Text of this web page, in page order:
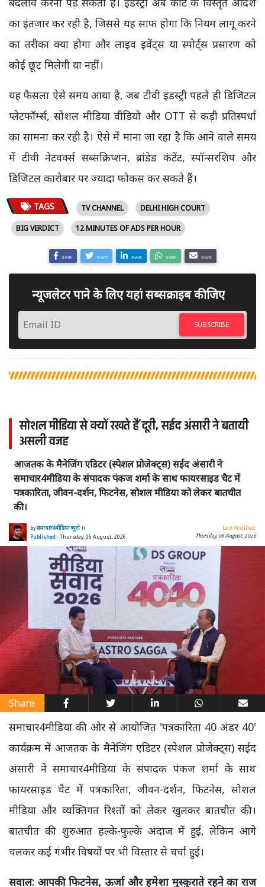
का इंतजार कर रही है, जिससे यह साफ होगा कि नियम लागू करने
का तरीका क्या होगा और लाइव इवेंट्स या स्पोर्ट्स प्रसारण को
कोई छूट मिलेगी या नहीं।
यह फैसला ऐसे समय आया है, जब टीवी इंडस्ट्री पहले ही डिजिटल
प्लेटफॉर्म्स, सोशल मीडिया वीडियो और OTT से कड़ी प्रतिस्पर्धा
का सामना कर रही है। ऐसे में माना जा रहा है कि आने वाले समय
में टीवी नेटवर्क्स सब्सक्रिप्शन, ब्रांडेड कंटेंट, स्पॉन्सरशिप और
डिजिटल कारोबार पर ज्यादा फोकस कर सकते हैं।
TAGS TV CHANNEL
DELHI HIGH COURT
BIG VERDICT
12 MINUTES OF ADS PER HOUR
SHARE SHARE SHARE SHARE SHARE
न्यूजलेटर पाने के लिए यहां सब्सक्राइब कीजिए
SUBSCRIBE
सोशल मीडिया से क्यों रखते हैं दूरी, सईद अंसारी ने बतायी
असली वजह
आजतक के मैनेजिंग एडिटर (स्पेशल प्रोजेक्ट्स) सईद अंसारी ने
समाचार4मीडिया के संपादक पंकज शर्मा के साथ फायरसाइड चैट में
पत्रकारिता, जीवन-दर्शन, फिटनेस, सोशल मीडिया को लेकर बातचीत
की।
byसमाचार4मीडिया ब्यूरो ।।
Published- Thursday, 06 August, 2026
Last Modified:
Thursday, 06 August, 2026
Share
समाचार4मीडिया की ओर से आयोजित 'पत्रकारिता 40 अंडर 40'
कार्यक्रम में आजतक के मैनेजिंग एडिटर (स्पेशल प्रोजेक्ट्स) सईद
अंसारी ने समाचार4मीडिया के संपादक पंकज शर्मा के साथ
फायरसाइड चैट में पत्रकारिता, जीवन-दर्शन, फिटनेस, सोशल
मीडिया और व्यक्तिगत रिश्तों को लेकर खुलकर बातचीत की।
बातचीत की शुरुआत हल्के-फुल्के अंदाज में हुई, लेकिन आगे
चलकर कई गंभीर विषयों पर भी विस्तार से चर्चा हुई।
सवाल: आपकी फिटनेस, ऊर्जा और हमेशा मुस्कुराते रहने का राज